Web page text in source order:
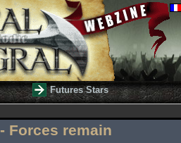
Futures Stars
- Forces remain